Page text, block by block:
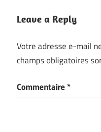
Leave a Reply
Votre adresse e-mail
champs obligatoires
Commentaire *